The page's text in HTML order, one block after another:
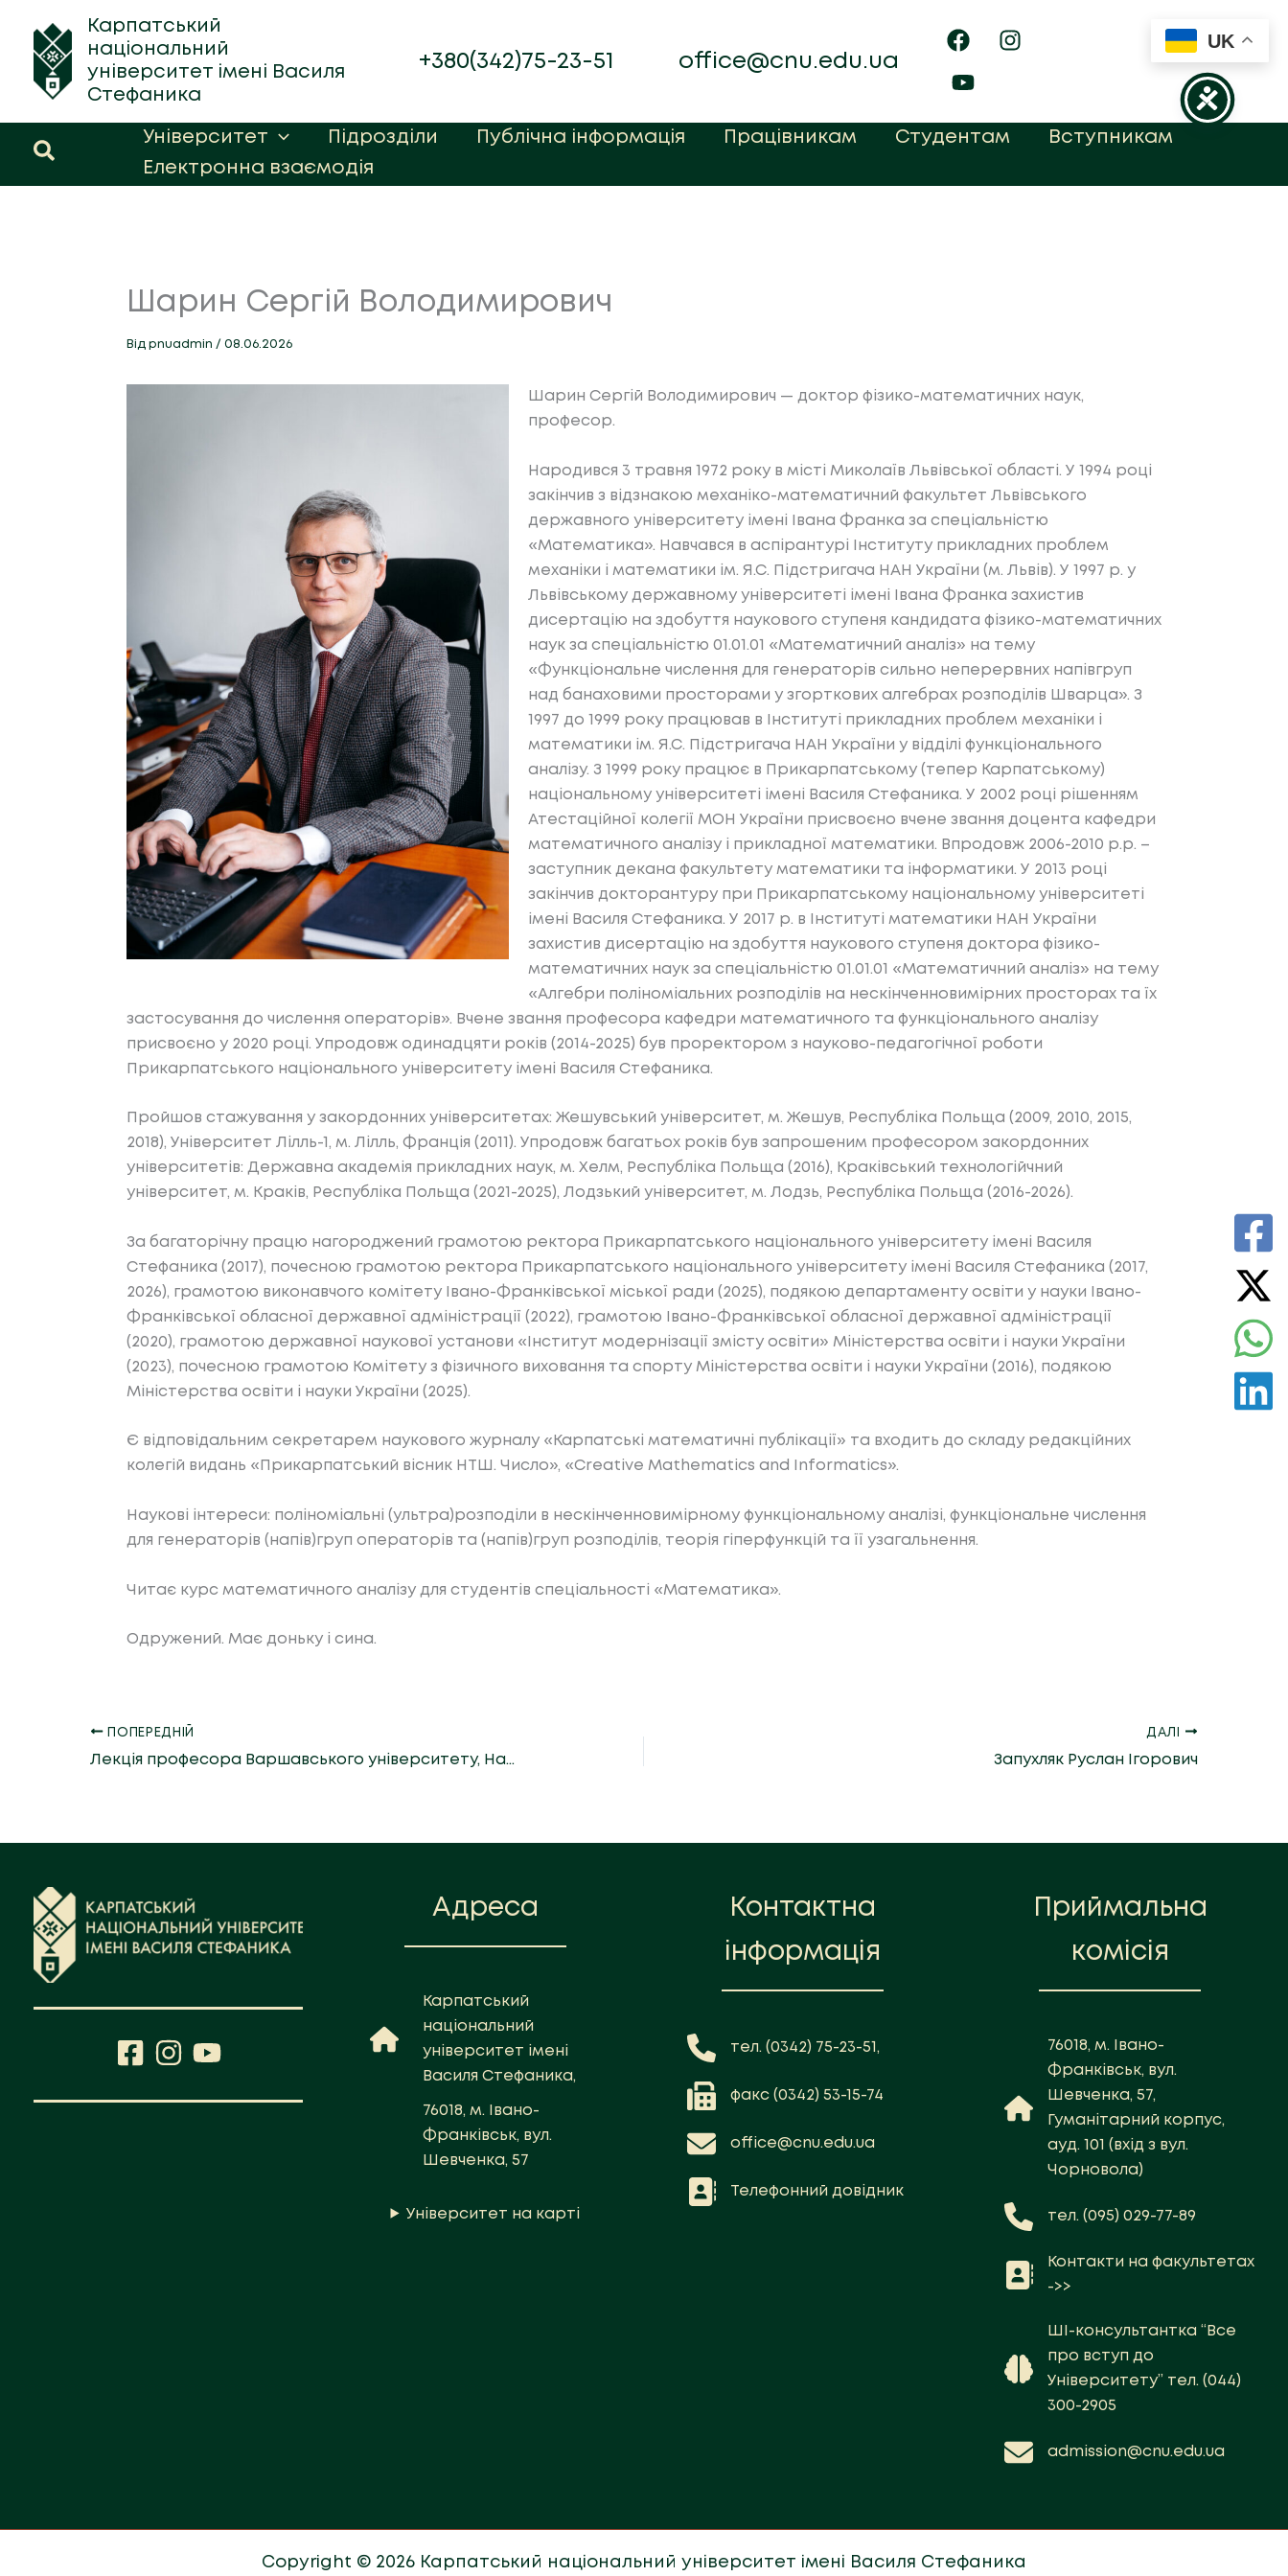
вмісту
Карпатський
національний
університет імені Василя
Стефаника
+380(342)75-23-51 office@cnu.edu.ua
Пошук
Університет Підрозділи Публічна інформація Працівникам Студентам
Вступникам
Електронна взаємодія
Шарин Сергій Володимирович
Від pnuadmin / 08.06.2026
Шарин Сергій Володимирович — доктор фізико-математичних наук,
професор.
Народився 3 травня 1972 року в місті Миколаїв Львівської області. У 1994 році
закінчив з відзнакою механіко-математичний факультет Львівського
державного університету імені Івана Франка за спеціальністю
«Математика». Навчався в аспірантурі Інституту прикладних проблем
механіки і математики ім. Я.С. Підстригача НАН України (м. Львів). У 1997 р. у
Львівському державному університеті імені Івана Франка захистив
дисертацію на здобуття наукового ступеня кандидата фізико-математичних
наук за спеціальністю 01.01.01 «Математичний аналіз» на тему
«Функціональне числення для генераторів сильно неперервних напівгруп
над банаховими просторами у згорткових алгебрах розподілів Шварца». З
1997 до 1999 року працював в Інституті прикладних проблем механіки і
математики ім. Я.С. Підстригача НАН України у відділі функціонального
аналізу. З 1999 року працює в Прикарпатському (тепер Карпатському)
національному університеті імені Василя Стефаника. У 2002 році рішенням
Атестаційної колегії МОН України присвоєно вчене звання доцента кафедри
математичного аналізу і прикладної математики. Впродовж 2006-2010 р.р. –
заступник декана факультету математики та інформатики. У 2013 році
закінчив докторантуру при Прикарпатському національному університеті
імені Василя Стефаника. У 2017 р. в Інституті математики НАН України
захистив дисертацію на здобуття наукового ступеня доктора фізико-
математичних наук за спеціальністю 01.01.01 «Математичний аналіз» на тему
«Алгебри поліноміальних розподілів на нескінченновимірних просторах та їх
застосування до числення операторів». Вчене звання професора кафедри математичного та функціонального аналізу
присвоєно у 2020 році. Упродовж одинадцяти років (2014-2025) був проректором з науково-педагогічної роботи
Прикарпатського національного університету імені Василя Стефаника.
Пройшов стажування у закордонних університетах: Жешувський університет, м. Жешув, Республіка Польща (2009, 2010, 2015,
2018), Університет Лілль-1, м. Лілль, Франція (2011). Упродовж багатьох років був запрошеним професором закордонних
університетів: Державна академія прикладних наук, м. Хелм, Республіка Польща (2016), Краківський технологійчний
університет, м. Краків, Республіка Польща (2021-2025), Лодзький університет, м. Лодзь, Республіка Польща (2016-2026).
За багаторічну працю нагороджений грамотою ректора Прикарпатського національного університету імені Василя
Стефаника (2017), почесною грамотою ректора Прикарпатського національного університету імені Василя Стефаника (2017,
2026), грамотою виконавчого комітету Івано-Франківської міської ради (2025), подякою департаменту освіти у науки Івано-
Франківської обласної державної адміністрації (2022), грамотою Івано-Франківської обласної державної адміністрації
(2020), грамотою державної наукової установи «Інститут модернізації змісту освіти» Міністерства освіти і науки України
(2023), почесною грамотою Комітету з фізичного виховання та спорту Міністерства освіти і науки України (2016), подякою
Міністерства освіти і науки України (2025).
Є відповідальним секретарем наукового журналу «Карпатські математичні публікації» та входить до складу редакційних
колегій видань «Прикарпатський вісник НТШ. Число», «Creative Mathematics and Informatics».
Наукові інтереси: поліноміальні (ультра)розподіли в нескінченновимірному функціональному аналізі, функціональне числення
для генераторів (напів)груп операторів та (напів)груп розподілів, теорія гіперфункцій та її узагальнення.
Читає курс математичного аналізу для студентів спеціальності «Математика».
Одружений. Має доньку і сина.
ПОПЕРЕДНІЙ
Лекція професора Варшавського університету, Надзвичайного і Повноважного Посла Генрика Літвіна
ДАЛІ
Запухляк Руслан Ігорович
Адреса
Карпатський
національний
університет імені
Василя Стефаника,
76018, м. Івано-
Франківськ, вул.
Шевченка, 57
Університет на карті
Контактна
інформація
тел. (0342) 75-23-51,
факс (0342) 53-15-74
office@cnu.edu.ua
Телефонний довідник
Приймальна
комісія
76018, м. Івано-
Франківськ, вул.
Шевченка, 57,
Гуманітарний корпус,
ауд. 101 (вхід з вул.
Чорновола)
тел. (095) 029-77-89
Контакти на факультетах
->>
ШІ-консультантка “Все
про вступ до
Університету” тел. (044)
300-2905
admission@cnu.edu.ua
Copyright © 2026 Карпатський національний університет імені Василя Стефаника
UK